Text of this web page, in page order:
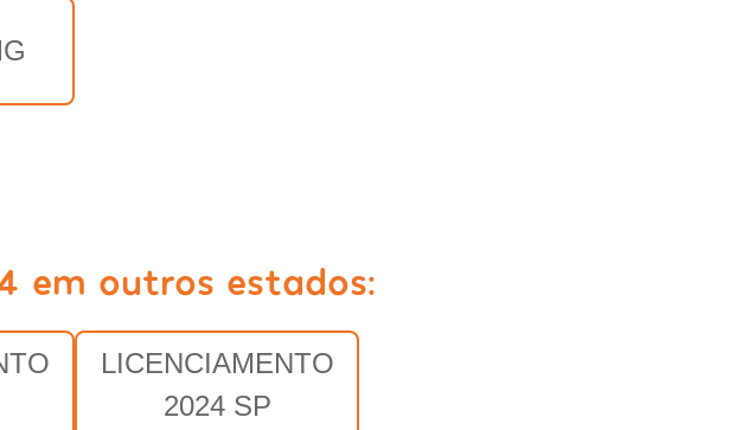
em outros estados:
LICENCIAMENTO
2024 SP